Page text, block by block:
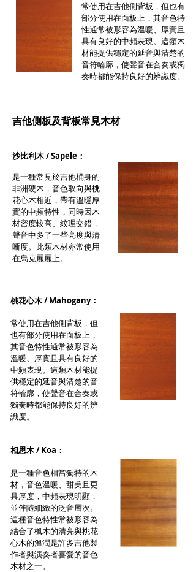
常使用在吉他側背板，但也有
部分使用在面板上，其音色特
性通常被形容為溫暖、厚實且
具有良好的中頻表現。這類木
材能提供穩定的延音與清楚的
音符輪廓，使聲音在合奏或獨
奏時都能保持良好的辨識度。
吉他側板及背板常見木材
沙比利木 / Sapele：
是一種常見於吉他桶身的
非洲硬木，音色取向與桃
花心木相近，帶有溫暖厚
實的中頻特性，同時因木
材密度較高、紋理交錯，
聲音中多了一些亮度與清
晰度。此類木材亦常使用
在烏克麗麗上。
桃花心木 / Mahogany：
常使用在吉他側背板，但
也有部分使用在面板上，
其音色特性通常被形容為
溫暖、厚實且具有良好的
中頻表現。這類木材能提
供穩定的延音與清楚的音
符輪廓，使聲音在合奏或
獨奏時都能保持良好的辨
識度。
相思木 / Koa ：
是一種音色相當獨特的木
材，音色溫暖、甜美且更
具厚度，中頻表現明顯，
並伴隨細緻的泛音層次。
這種音色特性常被形容為
結合了楓木的清亮與桃花
心木的溫潤是許多吉他製
作者與演奏者喜愛的音色
木材之一。